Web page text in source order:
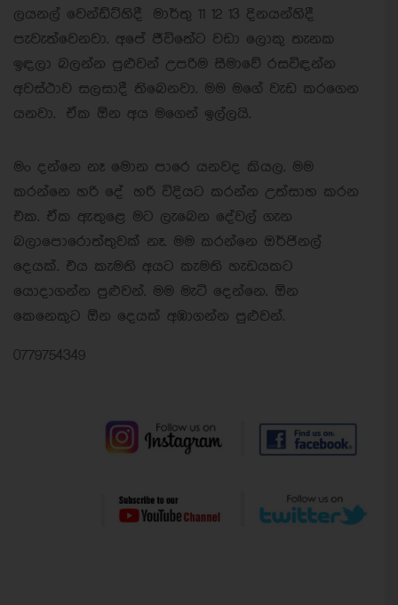
ලයනල් වෙන්ඩ්ට්හිදී මාර්තු 11 12 13 දිනයන්හිදී
පැවැත්වෙනවා. අපේ ජීවිතේට වඩා ලොකු තැනක
ඉඳලා බලන්න පුළුවන් උපරිම සීමාවේ රසවිඳන්න
අවස්ථාව සලසාදී තිබෙනවා. මම මගේ වැඩ කරගෙන
යනවා. ඒක ඕන අය මගෙන් ඉල්ලයි.
මං දන්නෙ නෑ මොන පාරෙ යනවද කියල. මම
කරන්නෙ හරි දේ හරි විදියට කරන්න උත්සාහ කරන
එක. ඒක ඇතුළෙ මට ලැබෙන දේවල් ගැන
බලාපොරොත්තුවක් නෑ. මම කරන්නෙ ඔර්ජිනල්
දෙයක්. එය කැමති අයට කැමති හැඩයකට
යොදාගන්න පුළුවන්. මම මැටි දෙන්නෙ. ඕන
කෙනෙකුට ඕන දෙයක් අඹාගන්න පුළුවන්.
0779754349